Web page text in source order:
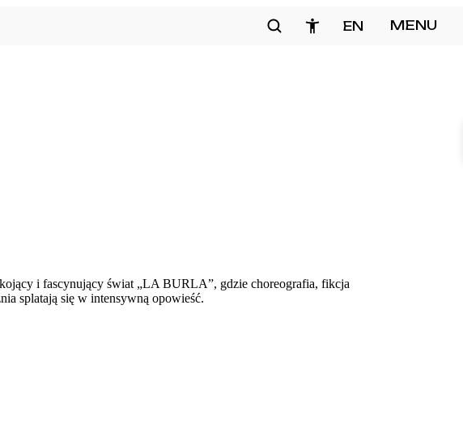
EN MENU
i fascynujący świat „LA BURLA”, gdzie choreografia, fikcja
splatają się w intensywną opowieść.